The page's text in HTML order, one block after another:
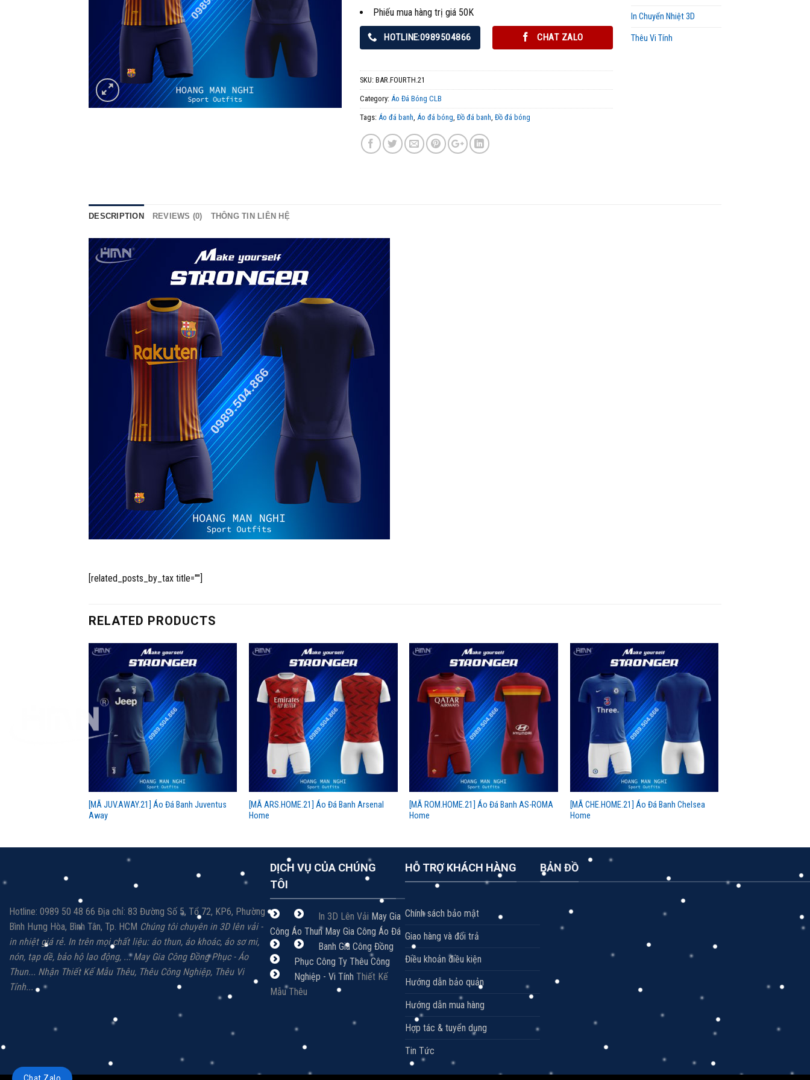
Phiếu mua hàng trị giá 50K
HOTLINE:0989504866 CHAT ZALO
SKU: BAR.FOURTH.21
Category: Áo Đá Bóng CLB
Tags: Áo đá banh Áo đá bóng Đồ đá banh Đồ đá bóng
In Chuyển Nhiệt 3D
Thêu Vi Tính
DESCRIPTION REVIEWS (0) THÔNG TIN LIÊN HỆ
[related_posts_by_tax title=""]
RELATED PRODUCTS
[MÃ JUV.AWAY.21] Áo Đá Banh Juventus
Away
[MÃ ARS.HOME.21] Áo Đá Banh Arsenal
Home
[MÃ ROM.HOME.21] Áo Đá Banh AS-ROMA
Home
[MÃ CHE.HOME.21] Áo Đá Banh Chelsea
Home
Hotline: 0989 50 48 66 Địa chỉ: 83 Đường Số 5, Tổ 72, KP6, Phường
Bình Hưng Hòa, Bình Tân, Tp. HCM Chúng tôi chuyên in 3D lên vải -
in nhiệt giá rẻ. In trên mọi chất liệu: áo thun, áo khoác, áo sơ mi,
nón, tạp dề, bảo hộ lao động, ... May Gia Công Đồng Phục - Áo
Thun... Nhận Thiết Kế Mẫu Thêu, Thêu Công Nghiệp, Thêu Vi
Tính...
DỊCH VỤ CỦA CHÚNG
TÔI
In 3D Lên Vải May Gia
Công Áo Thun May Gia Công Áo Đá
Banh Gia Công Đồng
Phục Công Ty Thêu Công
Nghiệp - Vi Tính Thiết Kế
Mẫu Thêu
HỖ TRỢ KHÁCH HÀNG
Chính sách bảo mật
Giao hàng và đổi trả
Điều khoản điều kiện
Hướng dẫn bảo quản
Hướng dẫn mua hàng
Hợp tác & tuyển dụng
Tin Tức
BẢN ĐỒ